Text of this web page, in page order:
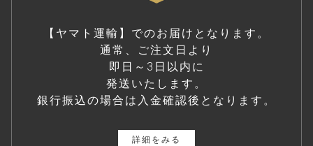
【ヤマト運輸】でのお届けとなります。
通常、ご注文日より
即日～3日以内に
発送いたします。
銀行振込の場合は入金確認後となります。
詳細をみる